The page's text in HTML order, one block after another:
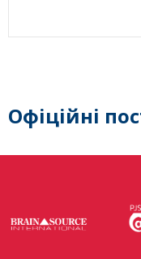
Офіційні